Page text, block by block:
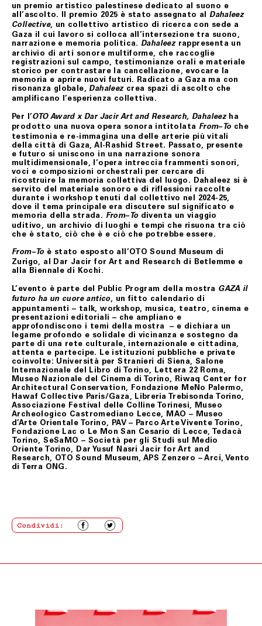
prodotto/i, senza alcuna spesa di spedizione aggiuntiva
a carico del Cliente.
Il Cliente dovrà procedere alla restituzione del/i
prodotto/i, secondo le istruzioni e all’indirizzo postale
ottenuti contattando il Servizio Assistenza,
provvedendo ad imballare accuratamente il prodotto,
accludendovi l’imballo originale, i sigilli eventualmente
apposti nonché l’eventuale documentazione accessoria.
Fondazione Merz si riserva il diritto di risolvere il
contratto se, anche a seguito del perfezionamento dello
stesso, acquisite ulteriori informazioni, insorgessero
dubbi o perplessità in merito alla titolarità della carta di
credito utilizzata per l’acquisto.
Fondazione Merz, in tal caso, provvederà al rimborso del
pagamento effettuato mediante storno dell’importo
addebitato sulla carta di credito indicata dal Cliente.
Fondazione Merz, se informato di casi di forza maggiore,
evento non prevedibile, indisponibilità dei mezzi di
trasporto, ove tali casi possano provocare ritardo,
ovvero rendere la consegna del/i prodotto/i acquistati
aumento del costo a suo carico, si riserverà di risolvere
il contratto. In tali ipotesi, Fondazione Merz
comunicherà le proprie determinazioni all’indirizzo di
Il Cliente, nei casi suindicati, avrà diritto ad ottenere il
rimborso del pagamento effettuato, che avverrà
mediante storno dell’importo addebitato sulla carta di
credito da lui indicata.
Resta esclusa ogni altra pretesa e/o richiesta di
risarcimento a qualsiasi titolo nei confronti di
Fondazione Merz.
ART. 10 LEGGE APPLICABILE
Le presenti condizioni generali di vendita sono
sottoposte alla Legge italiana.
Ultimo aggiornamento 24 febbraio 2021
un premio artistico palestinese dedicato al suono e
all’ascolto. Il premio 2025 è stato assegnato al
Dahaleez
Collective, un collettivo artistico di ricerca con sede a
Gaza il cui lavoro si colloca all’intersezione tra suono,
narrazione e memoria politica. Dahaleezrappresenta un
archivio di arti sonore multiforme, che raccoglie
registrazioni sul campo, testimonianze orali e materiale
storico per contrastare la cancellazione, evocare la
memoria e aprire nuovi futuri. Radicato a Gaza ma con
risonanza globale, Dahaleezcrea spazi di ascolto che
amplificano l’esperienza collettiva.
Per l’OTO Award x Dar Jacir Art and Research, Dahaleezha
prodotto una nuova opera sonora intitolata From–To che
testimonia e re-immagina una delle arterie più vitali
della città di Gaza, Al-Rashid Street. Passato, presente
e futuro si uniscono in una narrazione sonora
multidimensionale, l’opera intreccia frammenti sonori,
voci e composizioni orchestrali per cercare di
ricostruire la memoria collettiva del luogo. Dahaleez si è
servito del materiale sonoro e di riflessioni raccolte
durante i workshop tenuti dal collettivo nel 2024-25,
dove il tema principale era discutere sul significato e
memoria della strada. From–Todiventa un viaggio
uditivo, un archivio di luoghi e tempi che risuona tra ciò
che è stato, ciò che è e ciò che potrebbe essere.
From–To è stato esposto all’OTO Sound Museum di
Zurigo, al Dar Jacir for Art and Research di Betlemme e
alla Biennale di Kochi.
L’evento è parte del Public Program della mostra GAZA il
futuro ha un cuore antico, un fitto calendario di
appuntamenti – talk, workshop, musica, teatro, cinema e
presentazioni editoriali – che ampliano e
approfondiscono i temi della mostra – e dichiara un
legame profondo e solidale di vicinanza e sostegno da
parte di una rete culturale, internazionale e cittadina
attenta e partecipe. Le istituzioni pubbliche e private
coinvolte: Università per Stranieri di Siena, Salone
Internazionale del Libro di Torino, Lettera 22 Roma,
Museo Nazionale del Cinema di Torino, Riwaq Center for
Architectural Conservation, Fondazione MeNo Palermo,
Hawaf Collective Paris/Gaza, Libreria Trebisonda Torino,
Associazione Festival delle Colline Torinesi, Museo
Archeologico Castromediano Lecce, MAO – Museo
d’Arte Orientale Torino, PAV – Parco Arte Vivente Torino,
Fondazione Lac o Le Mon San Cesario di Lecce, Tedacà
Torino, SeSaMO – Società per gli Studi sul Medio
Oriente Torino, Dar Yusuf Nasri Jacir for Art and
Research, OTO Sound Museum, APS Zenzero – Arci, Vento
di Terra ONG.
Condividi: